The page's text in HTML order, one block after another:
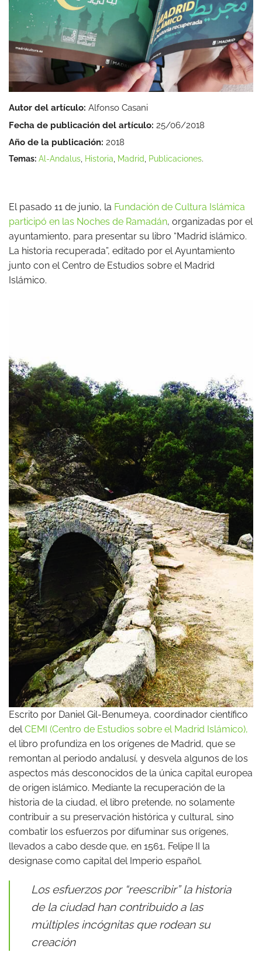
Autor del artículo: Alfonso Casani
Fecha de publicación del artículo: 25/06/2018
Año de la publicación: 2018
Temas: Al-Andalus Historia Madrid Publicaciones.
El pasado 11 de junio, la Fundación de Cultura Islámica
participó en las Noches de Ramadán, organizadas por el
ayuntamiento, para presentar su libro “Madrid islámico.
La historia recuperada”, editado por el Ayuntamiento
junto con el Centro de Estudios sobre el Madrid
Islámico.
Escrito por Daniel Gil-Benumeya, coordinador científico
delCEMI (Centro de Estudios sobre el Madrid Islámico),
el libro profundiza en los orígenes de Madrid, que se
remontan al periodo andalusí, y desvela algunos de los
aspectos más desconocidos de la única capital europea
de origen islámico. Mediante la recuperación de la
historia de la ciudad, el libro pretende, no solamente
contribuir a su preservación histórica y cultural, sino
combatir los esfuerzos por difuminar sus orígenes,
llevados a cabo desde que, en 1561, Felipe II la
designase como capital del Imperio español.
Los esfuerzos por “reescribir” la historia
de la ciudad han contribuido a las
múltiples incógnitas que rodean su
creación